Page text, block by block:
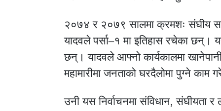
२०७४ र २०७९ सालमा क्रमशः संघीय
यादवले पर्सा–१ मा इतिहास रचेका छन्।
छन्। यादवले आफ्नो कार्यकालमा
महामारीमा जनताको घरदैलोमा पुग्ने काम
उनी यस निर्वाचनमा संविधान, संघीयता र